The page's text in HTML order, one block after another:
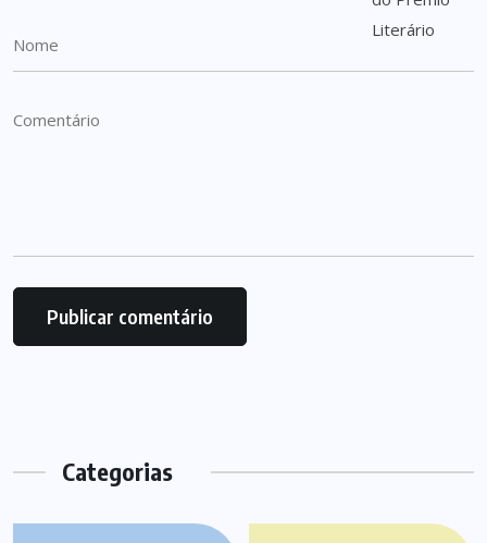
Categorias